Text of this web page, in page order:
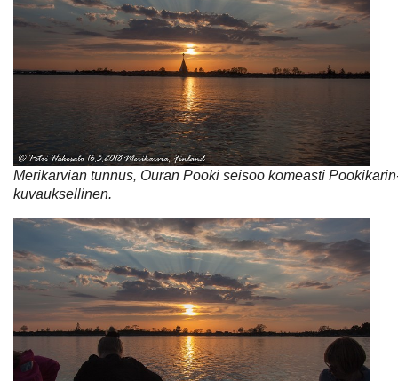
Merikarvian tunnus, Ouran Pooki seisoo komeasti
kuvauksellinen.